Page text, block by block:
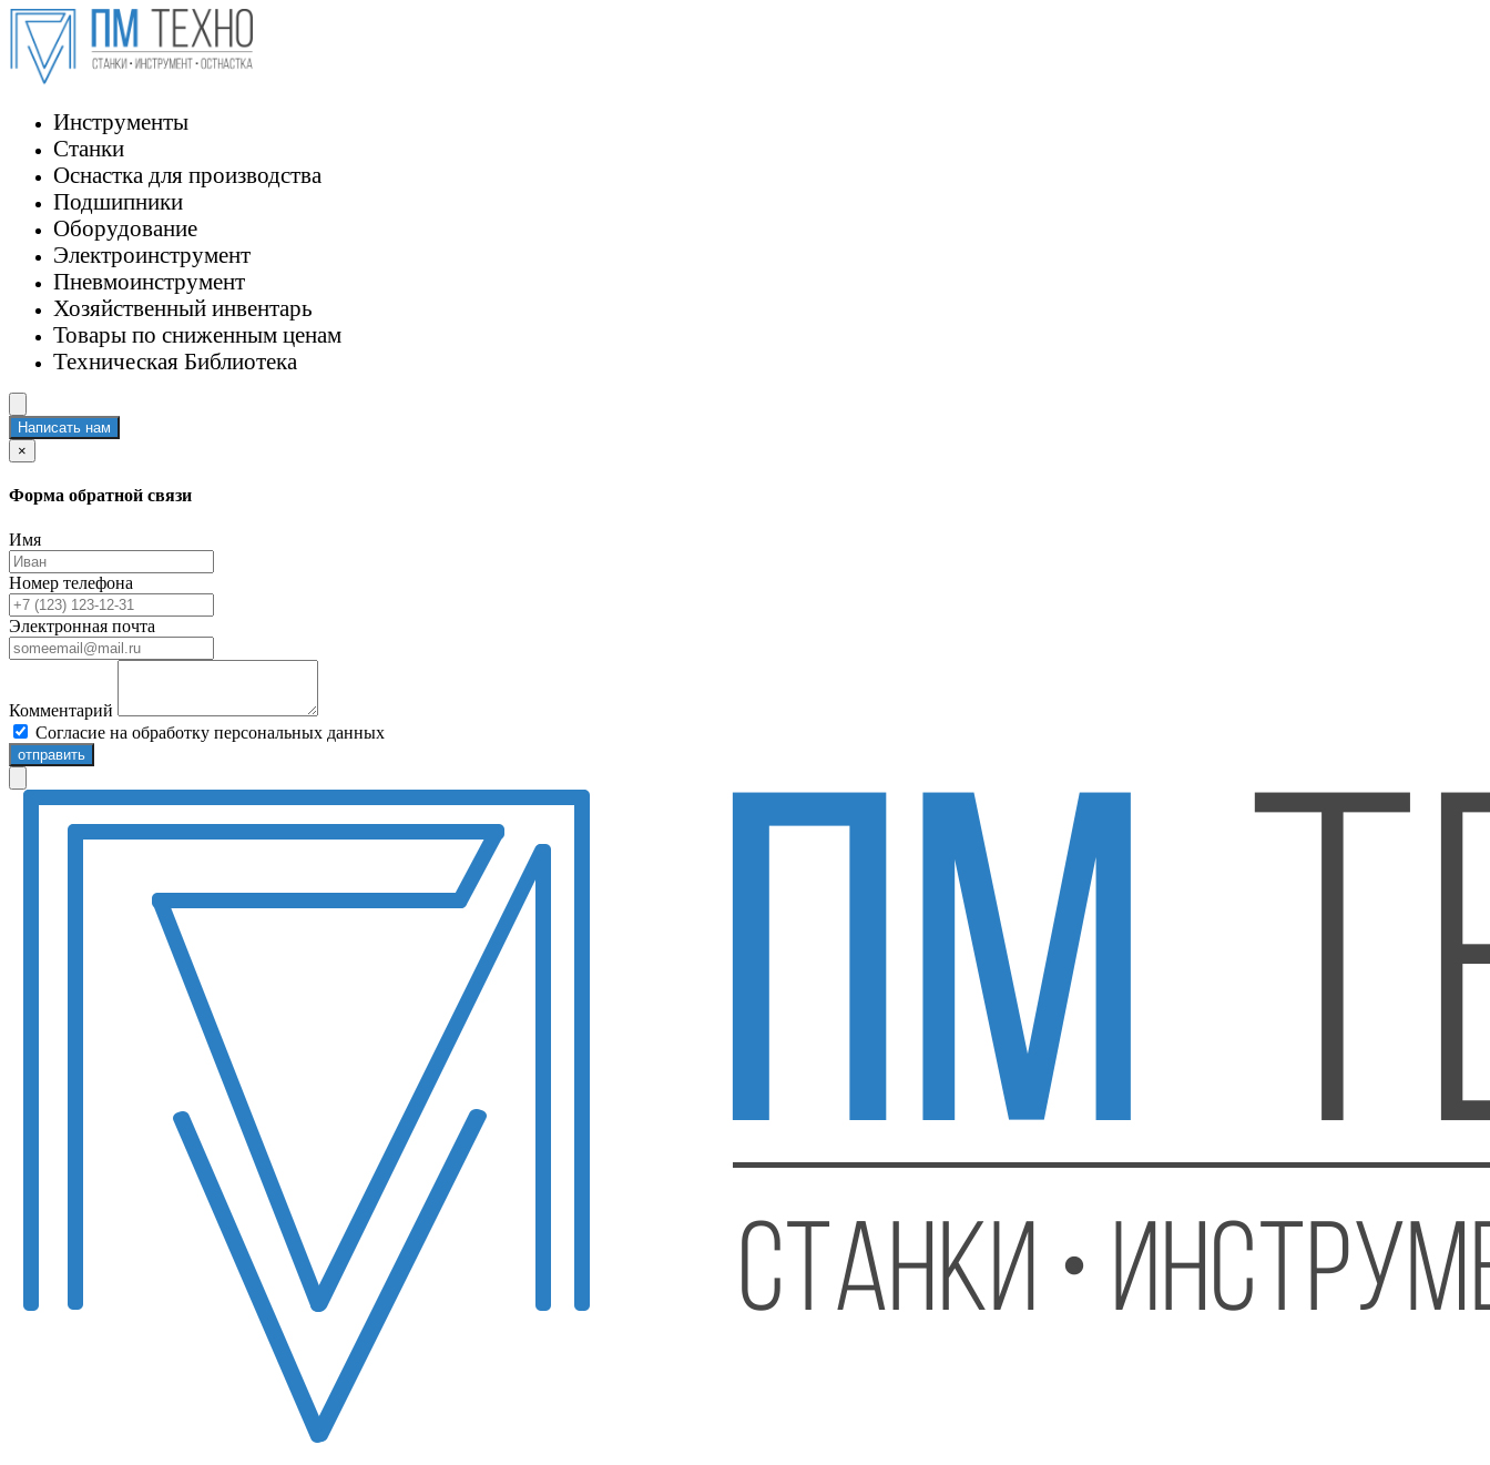
Инструменты
Станки
Оснастка для производства
Подшипники
Оборудование
Электроинструмент
Пневмоинструмент
Хозяйственный инвентарь
Товары по сниженным ценам
Техническая Библиотека
Написать нам
×
Форма обратной связи
Имя
Номер телефона
Электронная почта
Комментарий
Согласие на обработку персональных данных
отправить